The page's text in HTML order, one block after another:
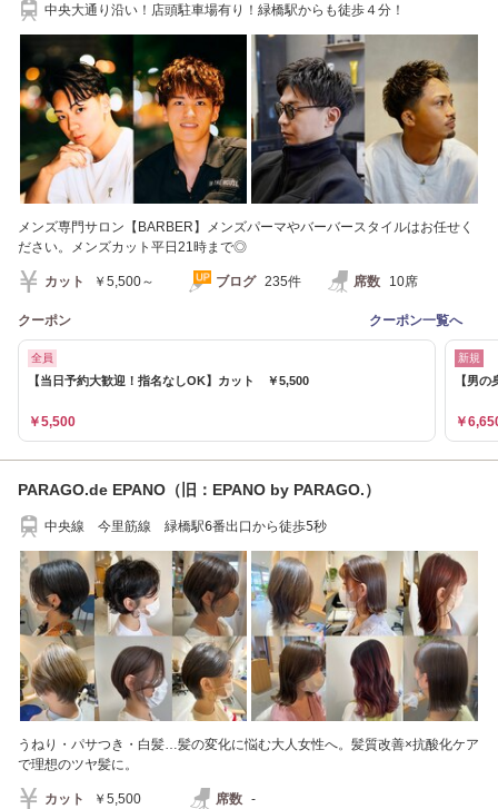
中央大通り沿い！店頭駐車場有り！緑橋駅からも徒歩４分！
メンズ専門サロン【BARBER】メンズパーマやバーバースタイルはお任せく
ださい。メンズカット平日21時まで◎
カット ￥5,500～ ブログ 235件 席数 10席
クーポン クーポン一覧へ
全員
【当日予約大歓迎！指名なしOK】カット ￥5,500
￥5,500
新規
【男
￥
PARAGO.de EPANO（旧：EPANO by PARAGO.）
中央線 今里筋線 緑橋駅6番出口から徒歩5秒
うねり・パサつき・白髪…髪の変化に悩む大人女性へ。髪質改善×抗酸化ケア
で理想のツヤ髪に。
カット ￥5,500 席数 -